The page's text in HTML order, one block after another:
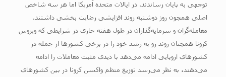
توجهی به پایان رساندند. در ایالات متحده آمریکا اما هر سه شاخص
اصلی همچون روز دوشنبه روند افزایشی رضایت بخشی داشتند.
معامله‌گران و سرمایه‌گذاران در طول هفته جاری در شرایطی که ویروس
کرونا همچنان روند رو به رشد خود را در برخی کشورها از جمله در
کشورهای اروپایی ادامه می‌دهد با دیدی مثبت معاملات را ادامه
می‌دهند، به نظر می‌رسد توزیع منظم واکسن کرونا در بین کشورهای